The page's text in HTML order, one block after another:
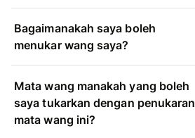
Bagaimanakah saya boleh
menukar wang saya?
Mata wang manakah yang boleh
saya tukarkan dengan penukaran
mata wang ini?